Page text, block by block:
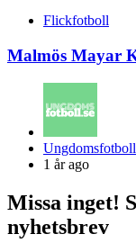
Flickfotboll
Malmös Mayar
Posted
by
1 år ago
Missa inget!
nyhetsbrev